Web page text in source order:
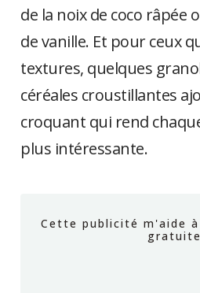
de la noix de coco râpée
de vanille. Et pour ceux
textures, quelques
céréales croustillantes
croquant qui rend
plus intéressante.